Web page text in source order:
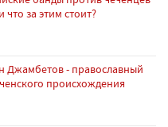
что за этим стоит?
Джамбетов - православный
происхождения